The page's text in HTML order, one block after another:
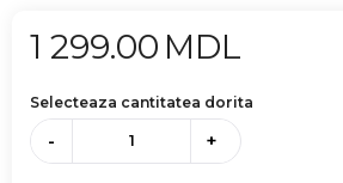
1 299.00 MDL
Selecteaza cantitatea dorita
- +